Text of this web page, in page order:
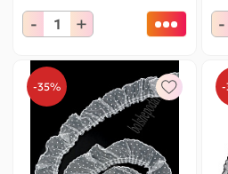
- + -
-35% -